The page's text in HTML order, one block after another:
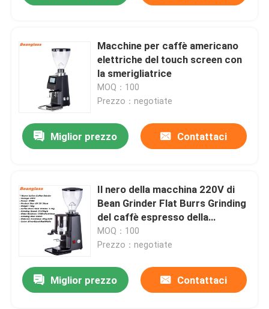
Macchine per caffè americano
elettriche del touch screen con
la smerigliatrice
MOQ：100
Prezzo：negotiate
Miglior prezzo Contattaci
Il nero della macchina 220V di
Bean Grinder Flat Burrs Grinding
del caffè espresso della
macchina del mulino di caffè
MOQ：100
Prezzo：negotiate
Miglior prezzo Contattaci